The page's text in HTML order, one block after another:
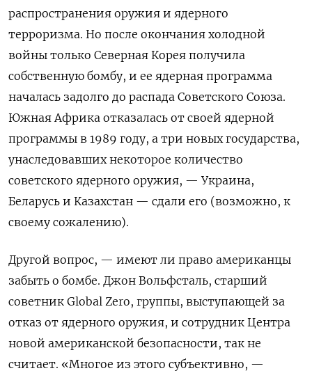
распространения оружия и ядерного
терроризма. Но после окончания холодной
войны только Северная Корея получила
собственную бомбу, и ее ядерная программа
началась задолго до распада Советского Союза.
Южная Африка отказалась от своей ядерной
программы в 1989 году, а три новых государства,
унаследовавших некоторое количество
советского ядерного оружия, — Украина,
Беларусь и Казахстан — сдали его (возможно, к
своему сожалению).
Другой вопрос, — имеют ли право американцы
забыть о бомбе. Джон Вольфсталь, старший
советник Global Zero, группы, выступающей за
отказ от ядерного оружия, и сотрудник Центра
новой американской безопасности, так не
считает. «Многое из этого субъективно, —